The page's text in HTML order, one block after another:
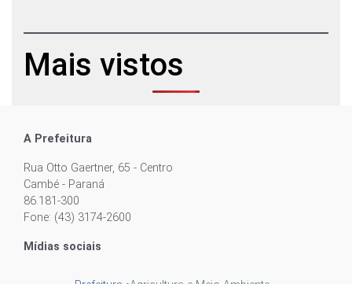
Mais vistos
A Prefeitura
Rua Otto Gaertner, 65 - Centro
Cambé - Paraná
86.181-300
Fone: (43) 3174-2600
Mídias sociais